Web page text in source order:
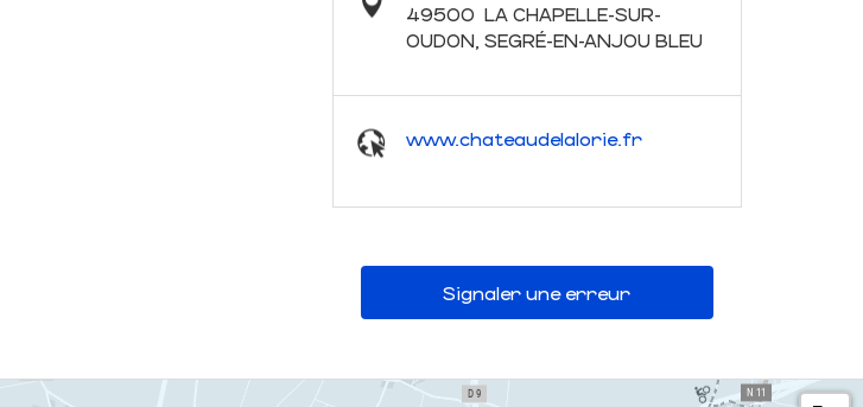
49500 LA CHAPELLE-SUR-
OUDON, SEGRÉ-EN-ANJOU BLEU
www.chateaudelalorie.fr
Signaler une erreur